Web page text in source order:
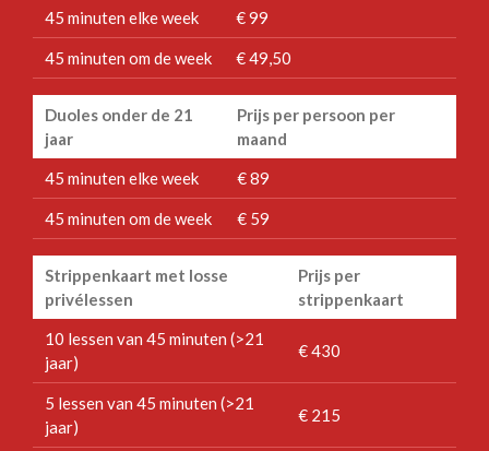
45 minuten elke week
€ 99
45 minuten om de week € 49,50
Duoles onder de 21
jaar
Prijs per persoon per
maand
45 minuten elke week
€ 89
45 minuten om de week € 59
Strippenkaart met losse
privélessen
Prijs per
strippenkaart
10 lessen van 45 minuten (>21
jaar)
€ 430
5 lessen van 45 minuten (>21
jaar)
€ 215